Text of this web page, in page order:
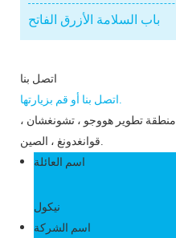
باب السلامة الأزرق الفاتح
اتصل بنا
اتصل بنا أو قم بزيارتها.
، منطقة تطوير هووجو ، تشونغشان ،
قوانغدونغ ، الصين.
اسم العائلة
نيكول
اسم الشركة